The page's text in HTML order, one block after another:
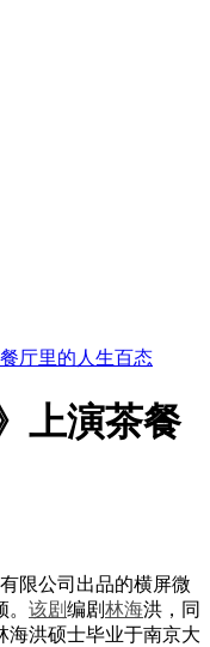
厅里的人生百态
上演茶餐
限公司出品的横屏微
该剧编剧林海洪，同
海洪硕士毕业于南京大